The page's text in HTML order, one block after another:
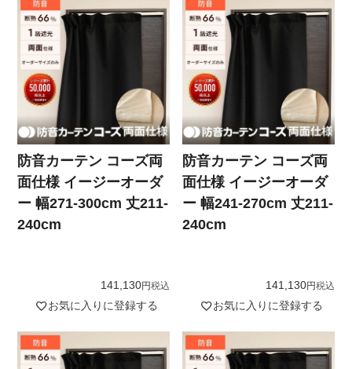
防音カーテン コーズ両
面仕様 イージーオーダ
ー 幅271-300cm 丈211-
240cm
141,130 税込
お気に入りに登録する
防音カーテン コーズ両
面仕様 イージーオーダ
ー 幅241-270cm 丈211-
240cm
141,130 税込
お気に入りに登録する